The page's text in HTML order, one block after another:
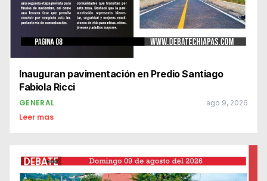
Inauguran pavimentación en Predio Santiago
Fabiola Ricci
GENERAL ago 9, 2026
Leer mas